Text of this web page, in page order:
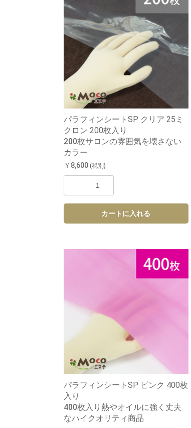
パラフィンシートSP クリア 25ミ
クロン 200枚入り
200枚サロンの雰囲気を壊さない
カラー
￥8,600 (税別)
カートに入れる
パラフィンシートSP ピンク 400枚
入り
400枚入り熱やオイルに強く丈夫
なハイクオリティ商品